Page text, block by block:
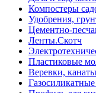
Компостеры
Удобрения,
Цементно-
Ленты.Скотч
Пластиковые
Веревки,